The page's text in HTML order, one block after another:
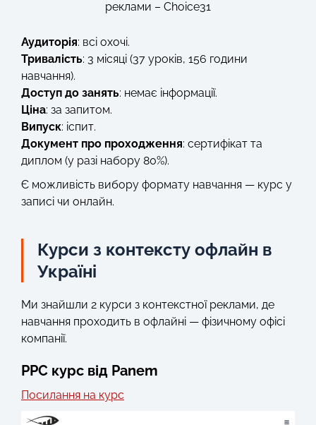
реклами – Choice31
Аудиторія: всі охочі.
Тривалість: 3 місяці (37 уроків, 156 години
навчання).
Доступ до занять: немає інформації.
Ціна: за запитом.
Випуск: іспит.
Документ про проходження: сертифікат та
диплом (у разі набору 80%).
Є можливість вибору формату навчання — курс у
записі чи онлайн.
Курси з контексту офлайн в
Україні
Ми знайшли 2 курси з контекстної реклами, де
навчання проходить в офлайні — фізичному офісі
компанії.
РРС курс від Panem
Посилання на курс